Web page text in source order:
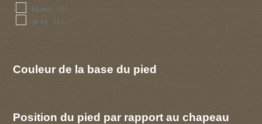
blanc (1)
gris (1)
Couleur de la base du pied
Position du pied par rapport au chapeau